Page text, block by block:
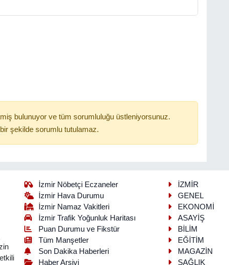
bulunuyor ve tüm sorumluluğu üstleniyorsunuz.
şekilde sorumlu tutulamaz.
İzmir Nöbetçi Eczaneler
İzmir Hava Durumu
İzmir Namaz Vakitleri
İzmir Trafik Yoğunluk Haritası
Puan Durumu ve Fikstür
Tüm Manşetler
Son Dakika Haberleri
Haber Arşivi
İZMİR
GENEL
EKONOMİ
ASAYİŞ
BİLİM
EĞİTİM
MAGAZİN
SAĞLIK